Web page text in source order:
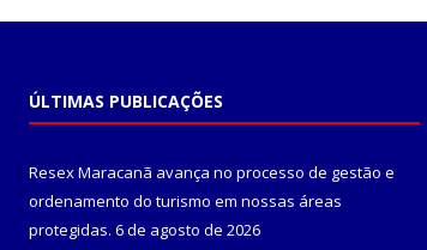
ÚLTIMAS PUBLICAÇÕES
Resex Maracanã avança no processo de gestão e
ordenamento do turismo em nossas áreas
protegidas. 6 de agosto de 2026